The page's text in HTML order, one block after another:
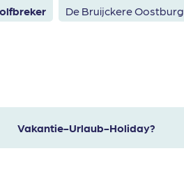
De Bruijckere Oostburg
Vakantie-Urlaub-Holiday?